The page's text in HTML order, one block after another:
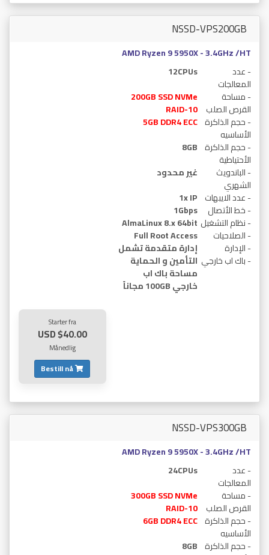
NSSD-VPS200GB
AMD Ryzen 9 5950X - 3.4GHz /HT
12CPUs
- عدد
المعالجات
200GB SSD NVMe
RAID-10
- مساحة
القرص الصلب
5GB DDR4 ECC - حجم الذاكرة
الأساسيه
8GB - حجم الذاكرة
الأحتياطية
غير محدود
- الباندويث
الشهري
1x IP - عدد الايبهات
1Gbps
- خط الأتصال
AlmaLinux 8.x 64bit - نظام التشغيل
Full Root Access
- الصلاحيات
إدارة متقدمة تشمل
التأمين و الحماية
- الإدارة
مساحة باك اب
خارجي 100GB مجاناً
- باك اب خارجي
Starter fra
$40.00 USD
Månedlig
Bestill nå
NSSD-VPS300GB
AMD Ryzen 9 5950X - 3.4GHz /HT
24CPUs
- عدد
المعالجات
300GB SSD NVMe
RAID-10
- مساحة
القرص الصلب
6GB DDR4 ECC - حجم الذاكرة
الأساسيه
8GB - حجم الذاكرة